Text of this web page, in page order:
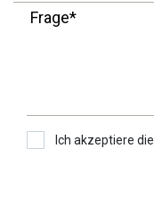
Frage*
Privacy policy
Ich akzeptiere die